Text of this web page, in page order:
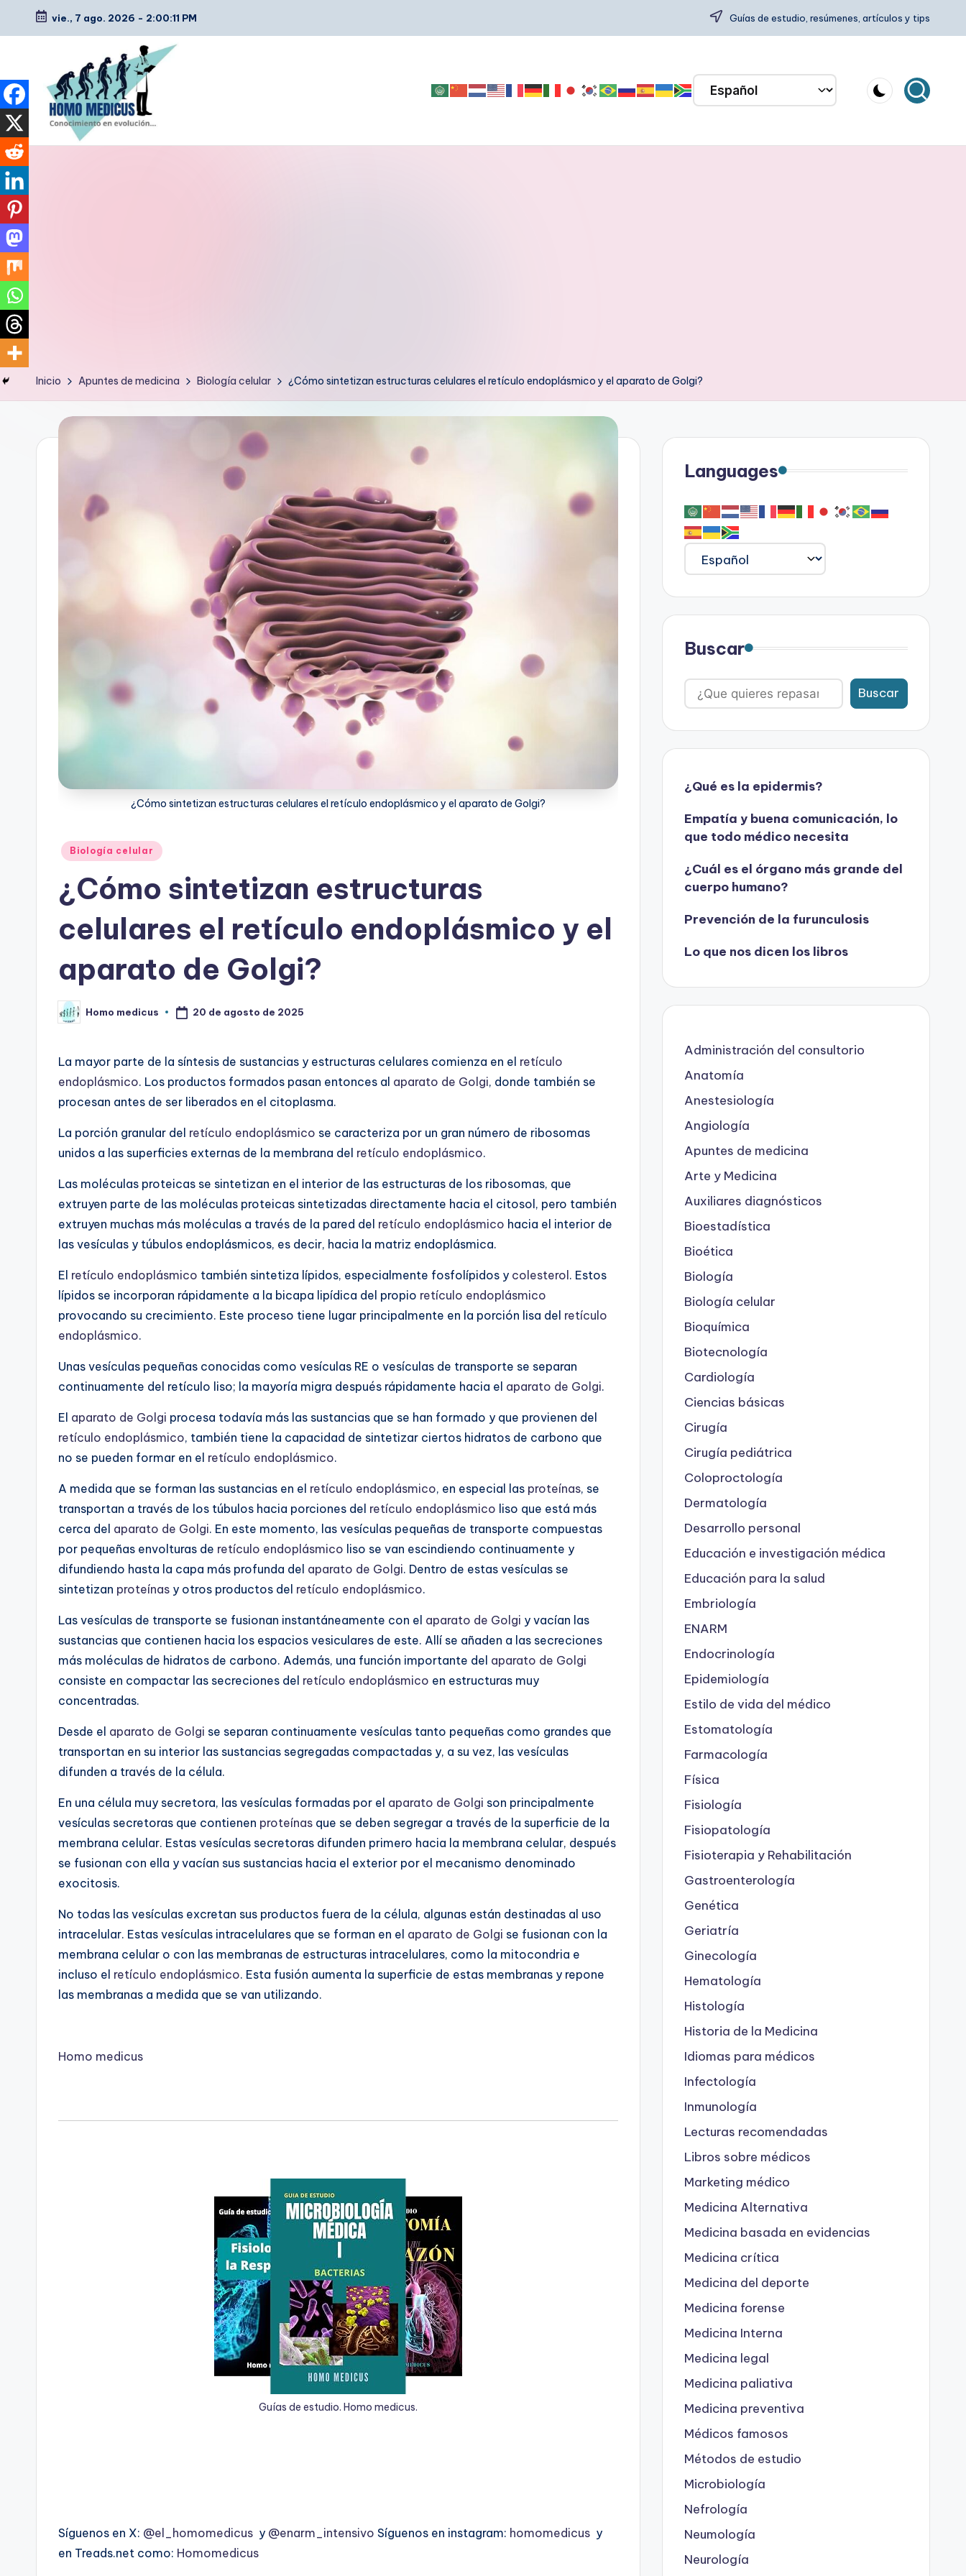
Saltar
contenido
vie., 7 ago. 2026 - 2:00:12 PM Guías de estudio, resúmenes, artículos y tips
i
c
u
Inicio Apuntes de medicina Biología celular ¿Cómo sintetizan estructuras celulares el retículo endoplásmico y el aparato de Golgi?
¿Cómo sintetizan estructuras celulares el retículo endoplásmico y el aparato de Golgi?
Publicado
Biología celular
¿Cómo sintetizan estructuras
celulares el retículo endoplásmico y el
aparato de Golgi?
Publicado
por
Homo medicus 20 de agosto de 2025
La mayor parte de la síntesis de sustancias y estructuras celulares comienza en el retículo
endoplásmico. Los productos formados pasan entonces al aparato de Golgi, donde también se
procesan antes de ser liberados en el citoplasma.
La porción granular del retículo endoplásmico se caracteriza por un gran número de ribosomas
unidos a las superficies externas de la membrana del retículo endoplásmico.
Las moléculas proteicas se sintetizan en el interior de las estructuras de los ribosomas, que
extruyen parte de las moléculas proteicas sintetizadas directamente hacia el citosol, pero también
extruyen muchas más moléculas a través de la pared del retículo endoplásmico hacia el interior de
las vesículas y túbulos endoplásmicos, es decir, hacia la matriz endoplásmica.
El retículo endoplásmico también sintetiza lípidos, especialmente fosfolípidos y colesterol . Estos
lípidos se incorporan rápidamente a la bicapa lipídica del propio retículo endoplásmico
provocando su crecimiento. Este proceso tiene lugar principalmente en la porción lisa del retículo
endoplásmico.
Unas vesículas pequeñas conocidas como vesículas RE o vesículas de transporte se separan
continuamente del retículo liso; la mayoría migra después rápidamente hacia el aparato de Golgi.
El aparato de Golgi procesa todavía más las sustancias que se han formado y que provienen del
retículo endoplásmico, también tiene la capacidad de sintetizar ciertos hidratos de carbono que
no se pueden formar en el retículo endoplásmico.
A medida que se forman las sustancias en el retículo endoplásmico, en especial las proteínas, se
transportan a través de los túbulos hacia porciones del retículo endoplásmico liso que está más
cerca del aparato de Golgi. En este momento, las vesículas pequeñas de transporte compuestas
por pequeñas envolturas de retículo endoplásmico liso se van escindiendo continuamente y
difundiendo hasta la capa más profunda del aparato de Golgi. Dentro de estas vesículas se
sintetizan proteínas y otros productos del retículo endoplásmico.
Las vesículas de transporte se fusionan instantáneamente con el aparato de Golgi y vacían las
sustancias que contienen hacia los espacios vesiculares de este. Allí se añaden a las secreciones
más moléculas de hidratos de carbono. Además, una función importante del aparato de Golgi
consiste en compactar las secreciones del retículo endoplásmico en estructuras muy
concentradas.
Desde el aparato de Golgi se separan continuamente vesículas tanto pequeñas como grandes que
transportan en su interior las sustancias segregadas compactadas y, a su vez, las vesículas
difunden a través de la célula.
En una célula muy secretora, las vesículas formadas por el aparato de Golgi son principalmente
vesículas secretoras que contienen proteínas que se deben segregar a través de la superficie de la
membrana celular. Estas vesículas secretoras difunden primero hacia la membrana celular, después
se fusionan con ella y vacían sus sustancias hacia el exterior por el mecanismo denominado
exocitosis.
No todas las vesículas excretan sus productos fuera de la célula, algunas están destinadas al uso
intracelular. Estas vesículas intracelulares que se forman en el aparato de Golgi se fusionan con la
membrana celular o con las membranas de estructuras intracelulares, como la mitocondria e
incluso el retículo endoplásmico. Esta fusión aumenta la superficie de estas membranas y repone
las membranas a medida que se van utilizando.
Homo medicus
Guías de estudio. Homo medicus.
Síguenos en X: @el_homomedicus y @enarm_intensivo Síguenos en instagram: homomedicus y
en Treads.net como: Homomedicus
Languages
Buscar
Buscar
¿Qué es la epidermis?
Empatía y buena comunicación, lo
que todo médico necesita
¿Cuál es el órgano más grande del
cuerpo humano?
Prevención de la furunculosis
Lo que nos dicen los libros
Administración del consultorio
Anatomía
Anestesiología
Angiología
Apuntes de medicina
Arte y Medicina
Auxiliares diagnósticos
Bioestadística
Bioética
Biología
Biología celular
Bioquímica
Biotecnología
Cardiología
Ciencias básicas
Cirugía
Cirugía pediátrica
Coloproctología
Dermatología
Desarrollo personal
Educación e investigación médica
Educación para la salud
Embriología
ENARM
Endocrinología
Epidemiología
Estilo de vida del médico
Estomatología
Farmacología
Física
Fisiología
Fisiopatología
Fisioterapia y Rehabilitación
Gastroenterología
Genética
Geriatría
Ginecología
Hematología
Histología
Historia de la Medicina
Idiomas para médicos
Infectología
Inmunología
Lecturas recomendadas
Libros sobre médicos
Marketing médico
Medicina Alternativa
Medicina basada en evidencias
Medicina crítica
Medicina del deporte
Medicina forense
Medicina Interna
Medicina legal
Medicina paliativa
Medicina preventiva
Médicos famosos
Métodos de estudio
Microbiología
Nefrología
Neumología
Neurología